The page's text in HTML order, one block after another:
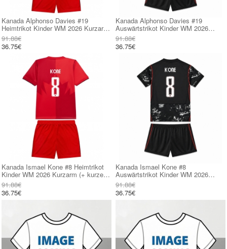
Kanada Alphonso Davies #19
Heimtrikot Kinder WM 2026 Kurzarm
(+ kurze hosen)
91.88€
36.75€
Kanada Alphonso Davies #19
Auswärtstrikot Kinder WM 2026
Kurzarm (+ kurze hosen)
91.88€
36.75€
Kanada Ismael Kone #8 Heimtrikot
Kinder WM 2026 Kurzarm (+ kurze
hosen)
91.88€
36.75€
Kanada Ismael Kone #8
Auswärtstrikot Kinder WM 2026
Kurzarm (+ kurze hosen)
91.88€
36.75€